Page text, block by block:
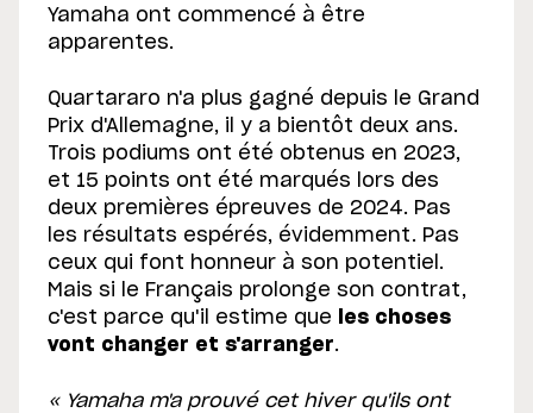
Yamaha ont commencé à être
apparentes.
Quartararo n'a plus gagné depuis le Grand
Prix d'Allemagne, il y a bientôt deux ans.
Trois podiums ont été obtenus en 2023,
et 15 points ont été marqués lors des
deux premières épreuves de 2024. Pas
les résultats espérés, évidemment. Pas
ceux qui font honneur à son potentiel.
Mais si le Français prolonge son contrat,
c'est parce qu'il estime que
les choses
vont changer et s'arranger.
« Yamaha m'a prouvé cet hiver qu'ils ont